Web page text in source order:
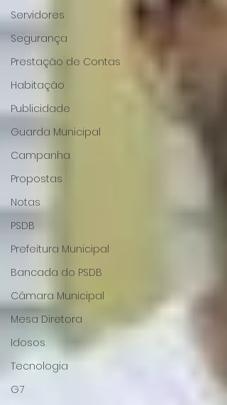
Servidores
Segurança
Prestação de Contas
Habitação
Publicidade
Guarda Municipal
Campanha
Propostas
Notas
PSDB
Prefeitura Municipal
Bancada do PSDB
Câmara Municipal
Mesa Diretora
Idosos
Tecnologia
G7